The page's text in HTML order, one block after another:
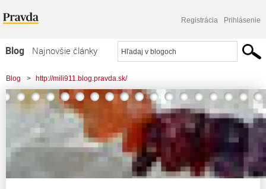
Registrácia Prihlásenie
Blog
Najnovšie články
Najčítanejšie články
Najkomentovanejšie články
Komerčné blogy
Blog > http://mili911.blog.pravda.sk/